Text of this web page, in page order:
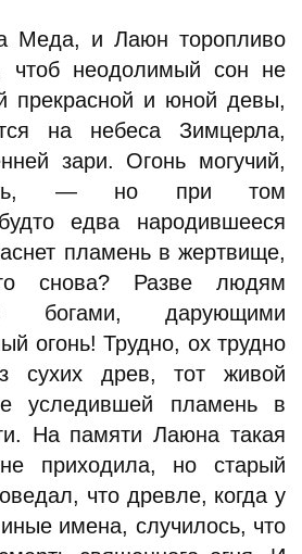
Меда, и Лаюн торопливо
чтоб неодолимый сон не
прекрасной и юной девы,
на небеса Зимцерла,
зари. Огонь могучий,
— но при том
едва народившееся
пламень в жертвище,
снова? Разве людям
богами, дарующими
огонь! Трудно, ох трудно
сухих древ, тот живой
уследившей пламень в
На памяти Лаюна такая
приходила, но старый
что древле, когда у
имена, случилось, что